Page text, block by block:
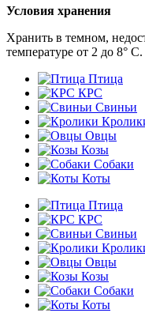
Условия хранения
Хранить в темном,
температуре от 2 до 8° С.
Птица
КРС
Свиньи
Овцы
Козы
Собаки
Коты
Птица
КРС
Свиньи
Овцы
Козы
Собаки
Коты